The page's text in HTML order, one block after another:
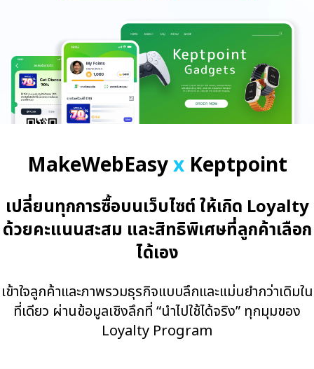
MakeWebEasyxKeptpoint
เปลี่ยนทุกการซื้อบนเว็บไซต์ ให้เกิด Loyalty
ด้วยคะแนนสะสม และสิทธิพิเศษที่ลูกค้าเลือก
ได้เอง
เข้าใจลูกค้าและภาพรวมธุรกิจแบบลึกและแม่นยำกว่าเดิมใน
ที่เดียว ผ่านข้อมูลเชิงลึกที่ “นำไปใช้ได้จริง” ทุกมุมของ
Loyalty Program